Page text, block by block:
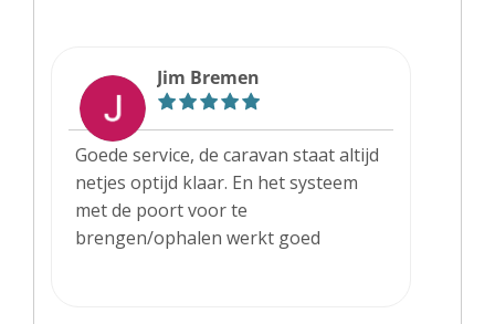
Jim Bremen
Goede service, de caravan staat altijd
netjes optijd klaar. En het systeem
met de poort voor te
brengen/ophalen werkt goed